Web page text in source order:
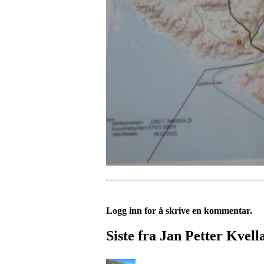
Logg inn for å skrive en kommentar.
Siste fra Jan Petter